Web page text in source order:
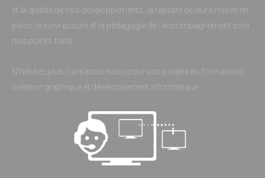
et la qualité de nos développements, la rapidité de leurs mises en
place, le suivi assuré et la pédagogie de l'accompagnement sont
nos points forts.
N'hésitez plus, contactez nous pour vos projets en formations,
création graphique et développement informatique.